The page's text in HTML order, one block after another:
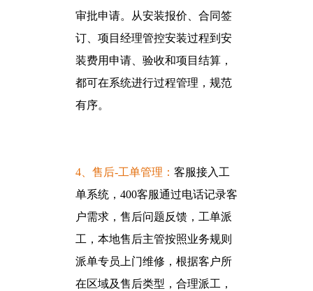
审批申请。从安装报价、合同签
订、项目经理管控安装过程到安
装费用申请、验收和项目结算，
都可在系统进行过程管理，规范
有序。
4、售后-工单管理： 客服接入工
单系统，400客服通过电话记录客
户需求，售后问题反馈，工单派
工，本地售后主管按照业务规则
派单专员上门维修，根据客户所
在区域及售后类型，合理派工，